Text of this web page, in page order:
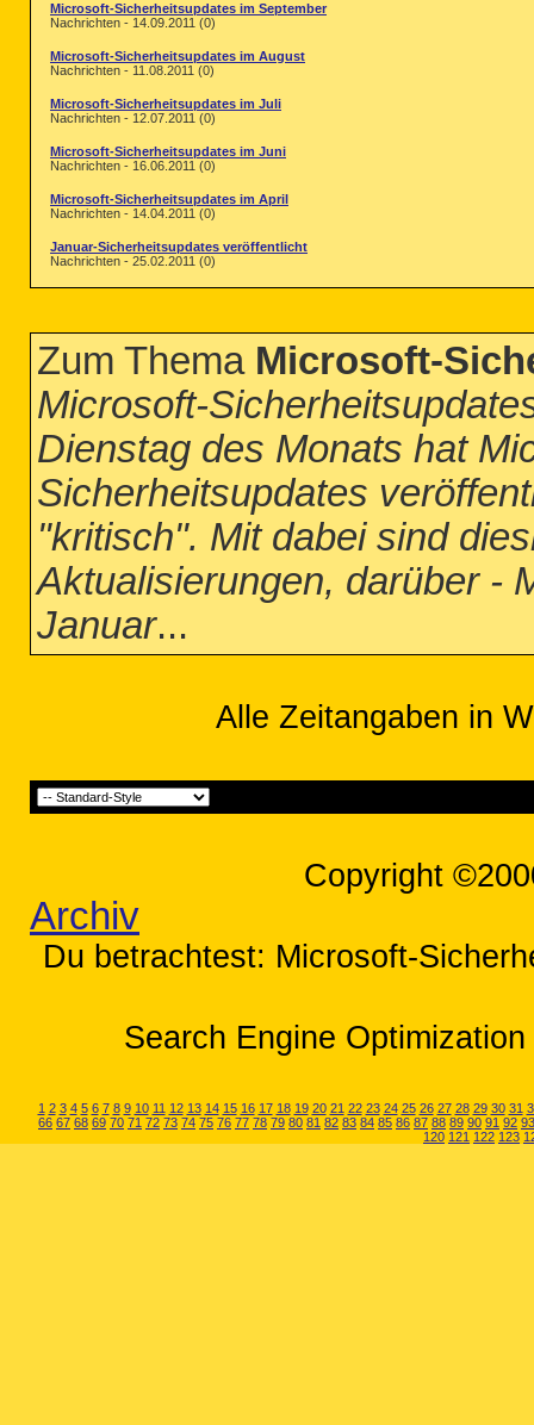
Microsoft-Sicherheitsupdates im September
Nachrichten - 14.09.2011 (0)
Microsoft-Sicherheitsupdates im August
Nachrichten - 11.08.2011 (0)
Microsoft-Sicherheitsupdates im Juli
Nachrichten - 12.07.2011 (0)
Microsoft-Sicherheitsupdates im Juni
Nachrichten - 16.06.2011 (0)
Microsoft-Sicherheitsupdates im April
Nachrichten - 14.04.2011 (0)
Januar-Sicherheitsupdates veröffentlicht
Nachrichten - 25.02.2011 (0)
Zum Thema Microsoft-
Microsoft-
Dienstag des Monats hat
Sicherheitsupdates
"kritisch". Mit dabei sind
Aktualisierungen, darüber -
Januar...
Alle Zeitangaben in
Copyright
Archiv
Du betrachtest: Microsoft-
Search Engine
1 2 3 4 5 6 7 8 9 10 11 12 13 14 15 16 17 18 19 20 21 22 23 24 25 26 27 28 29 30 31
66 67 68 69 70 71 72 73 74 75 76 77 78 79 80 81 82 83 84 85 86 87 88 89 90 91 92 93
120 121 122 123